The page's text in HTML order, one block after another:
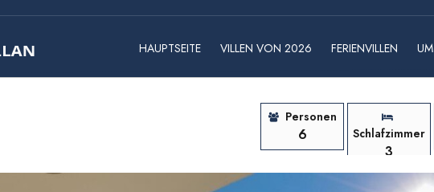
HAUPTSEITE VILLEN VON 2026 FERIENVILLEN UM
Personen
6 Schlafzimmer
3